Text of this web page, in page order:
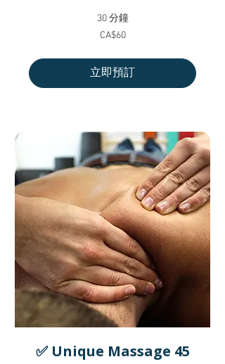
30 分鐘
大
元
CA$60
立即預訂
✅ Unique Massage 45